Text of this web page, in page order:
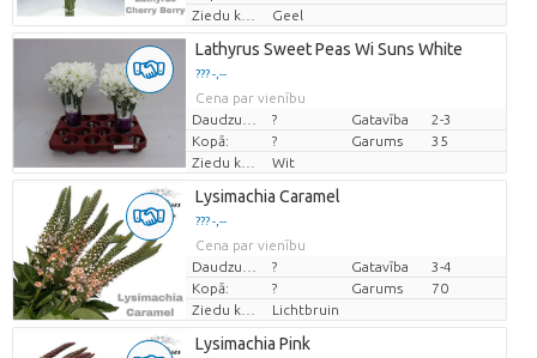
Ziedu krāsas
Geel
Lathyrus Sweet Peas Wi Suns White
??? -,--
Cena par vienību
? Gatavība
2-3
Kopā:
? Garums
35
Ziedu krāsas
Wit
Lysimachia Caramel
??? -,--
Cena par vienību
? Gatavība
3-4
Kopā:
? Garums
70
Ziedu krāsas
Lichtbruin
Lysimachia Pink